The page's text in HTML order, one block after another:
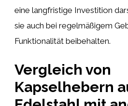
eine langfristige Investition
sie auch bei regelmäßigem
Funktionalität beibehalten.
Vergleich von
Kapselhebern